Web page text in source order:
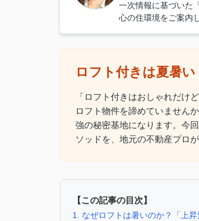
一次情報に基づいた
心の住環境をご案内
ロフト付きは夏暑
「ロフト付きはおしゃれだ
ロフト物件を諦めていません
強の秘密基地になります。今
ソッドを、地元の不動産プロが
【この記事の目次】
1. なぜロフトは暑いのか？「上